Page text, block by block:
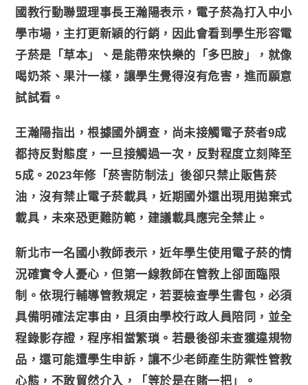
國教行動聯盟理事長王瀚陽表示，電子菸為打入中小
學市場，主打更新穎的行銷，因此會看到學生形容電
子菸是「草本」、是能帶來快樂的「多巴胺」，就像
喝奶茶、果汁一樣，讓學生覺得沒有危害，進而願意
試試看。
王瀚陽指出，根據國外調查，尚未接觸電子菸者9成
都持反對態度，一旦接觸過一次，反對程度立刻降至
5成。2023年修「菸害防制法」後卻只禁止販售菸
油，沒有禁止電子菸載具，近期國外還出現用拋棄式
載具，未來恐更難防範，建議載具應完全禁止。
新北市一名國小教師表示，近年學生使用電子菸的情
況確實令人憂心，但第一線教師在管教上卻面臨限
制。依現行輔導管教規定，若要檢查學生書包，必須
具備明確法定事由，且須由學校行政人員陪同，並全
程錄影存證，程序相當繁瑣。若最後卻未查獲違規物
品，還可能遭學生申訴，讓不少老師產生防禦性管教
心態，不敢貿然介入，「等於是在賭一把」。